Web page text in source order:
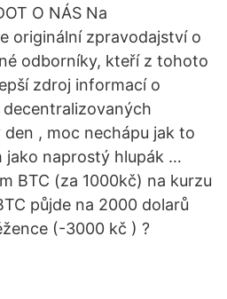
O NÁS Na
originální zpravodajství o
odborníky, kteří z tohoto
zdroj informací o
, moc nechápu jak to
jako naprostý hlupák …
BTC (za 1000kč) na kurzu
půjde na 2000 dolarů
(-3000 kč ) ?